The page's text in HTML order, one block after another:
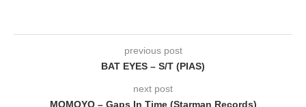
previous post
BAT EYES – S/T (PIAS)
next post
MOMOYO – Gaps In Time (Starman Records)